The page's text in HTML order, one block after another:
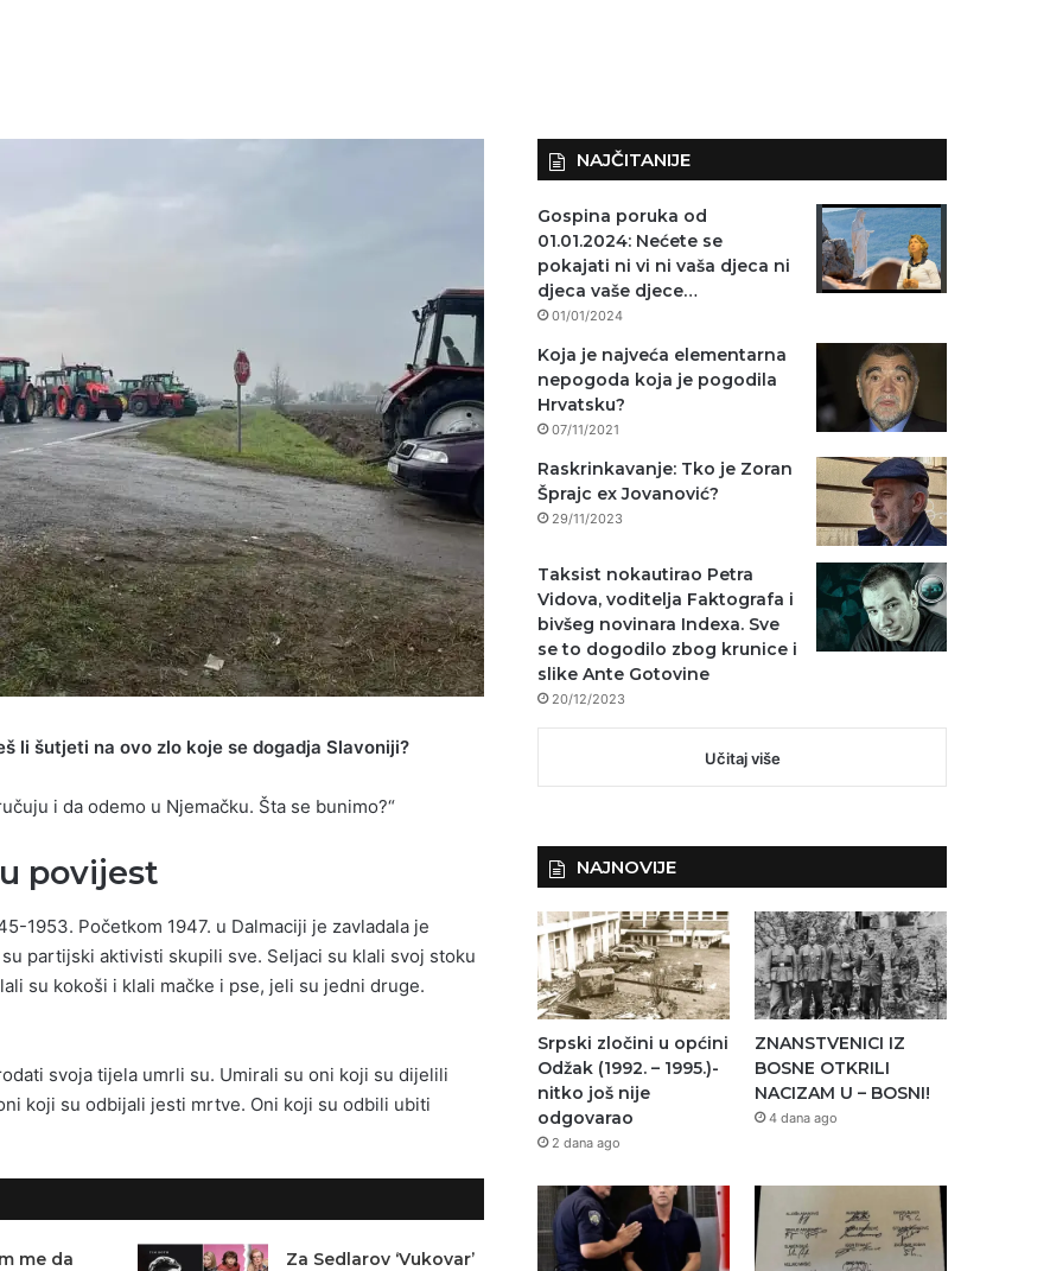
li šutjeti na ovo zlo koje se dogadja Slavoniji?
i da odemo u Njemačku. Šta se bunimo?“
povijest
1953. Početkom 1947. u Dalmaciji je zavladala je
partijski aktivisti skupili sve. Seljaci su klali svoj stoku
su kokoši i klali mačke i pse, jeli su jedni druge.
svoja tijela umrli su. Umirali su oni koji su dijelili
koji su odbijali jesti mrtve. Oni koji su odbili ubiti
me da
Za Sedlarov ‘Vukovar’
NAJČITANIJE
Gospina poruka od
01.01.2024: Nećete se
pokajati ni vi ni vaša djeca ni
djeca vaše djece…
01/01/2024
Koja je najveća elementarna
nepogoda koja je pogodila
Hrvatsku?
07/11/2021
Raskrinkavanje: Tko je Zoran
Šprajc ex Jovanović?
29/11/2023
Taksist nokautirao Petra
Vidova, voditelja Faktografa i
bivšeg novinara Indexa. Sve
se to dogodilo zbog krunice i
slike Ante Gotovine
20/12/2023
Učitaj više
NAJNOVIJE
Srpski zločini u općini
Odžak (1992. – 1995.)-
nitko još nije
odgovarao
2 dana ago
ZNANSTVENICI IZ
BOSNE OTKRILI
NACIZAM U – BOSNI!
4 dana ago